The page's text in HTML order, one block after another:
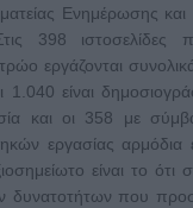
Ενημέρωσης και
398 ιστοσελίδες
εργάζονται
είναι
και οι 358 με
εργασίας αρμόδια
είναι το
δυνατοτήτων που